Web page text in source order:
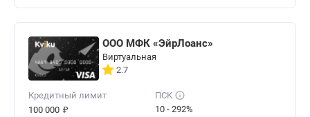
ООО МФК «ЭйрЛоанс»
Виртуальная
2.7
Кредитный лимит
100 000 ₽
ПСК
10 - 292%